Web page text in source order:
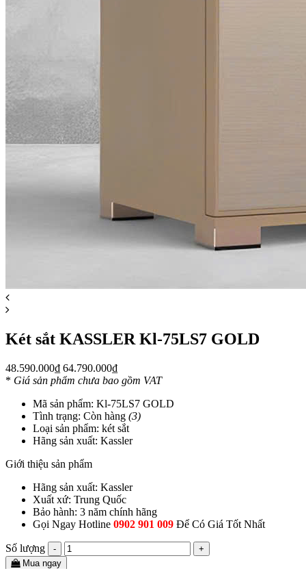
Két sắt KASSLER Kl-75LS7 GOLD
48.590.000₫ 64.790.000₫
* Giá sản phẩm chưa bao gồm VAT
Mã sản phẩm: Kl-75LS7 GOLD
Tình trạng: Còn hàng (3)
Loại sản phẩm: két sắt
Hãng sản xuất: Kassler
Giới thiệu sản phẩm
Hãng sản xuất: Kassler
Xuất xứ: Trung Quốc
Bảo hành: 3 năm chính hãng
Gọi Ngay Hotline 0902 901 009 Để Có Giá Tốt Nhất
Số lượng -
+
Mua ngay